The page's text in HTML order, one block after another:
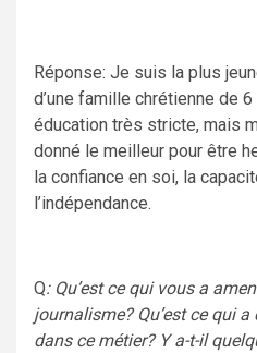
Réponse: Je suis la plus
d’une famille chrétienne de 6
éducation très stricte, mais
donné le meilleur pour être
la confiance en soi, la
l’indépendance.
Q: Qu’est ce qui vous a
journalisme? Qu’est ce qui
dans ce métier? Y a-t-il